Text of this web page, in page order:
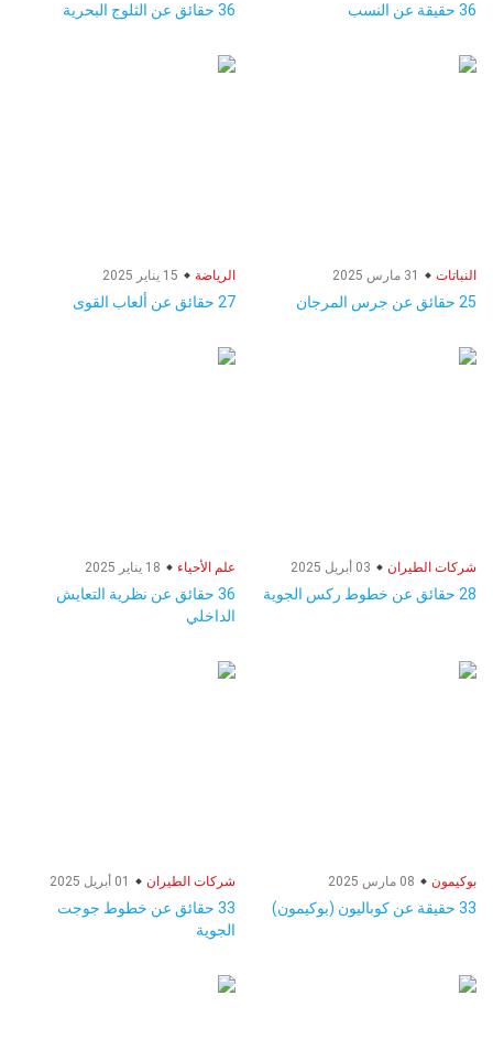
36 حقيقة عن النسب 36 حقائق عن الثلوج البحرية
النباتات
25 حقائق عن جرس المرجان
الرياضة
27 حقائق عن ألعاب القوى
شركات الطيران
28 حقائق عن خطوط ركس الجوية
علم الأحياء
36 حقائق عن نظرية التعايش
الداخلي
بوكيمون
33 حقيقة عن كوباليون (بوكيمون)
شركات الطيران
33 حقائق عن خطوط جوجت
الجوية